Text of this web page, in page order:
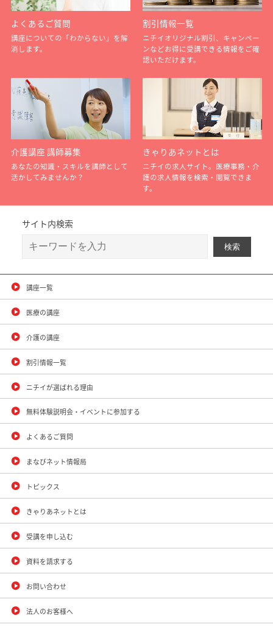
よくあるご質問
講座についての「わからない」を解
消します。
割引情報一覧
ニチイオリジナル割引、キャンペー
ンなどお得に受講できる情報をご確
認いただけます。
介護講座 講師募集
あなたの知識・スキルを講師として
活かしてみませんか？
きゃりあネットとは
ニチイの求人サイト。医療事務・介
護の求人情報を検索・閲覧できま
す。
サイト内検索
講座一覧
医療の講座
介護の講座
割引情報一覧
ニチイが選ばれる理由
無料体験説明会・イベントに参加する
よくあるご質問
まなびネット情報局
トピックス
きゃりあネットとは
受講を申し込む
資料を請求する
お問い合わせ
法人のお客様へ